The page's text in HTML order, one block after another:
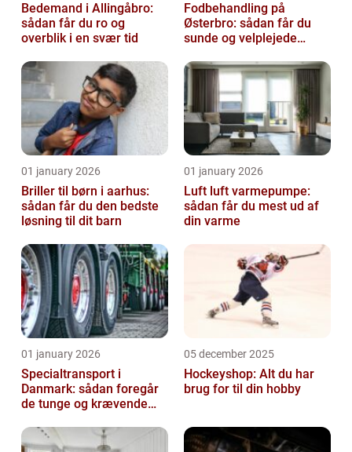
Bedemand i Allingåbro:
sådan får du ro og
overblik i en svær tid
Fodbehandling på
Østerbro: sådan får du
sunde og velplejede
01 january 2026
Briller til børn i aarhus:
sådan får du den bedste
løsning til dit barn
01 january 2026
Luft luft varmepumpe:
sådan får du mest ud af
din varme
01 january 2026
Specialtransport i
Danmark: sådan foregår
de tunge og krævende
05 december 2025
Hockeyshop: Alt du har
brug for til din hobby